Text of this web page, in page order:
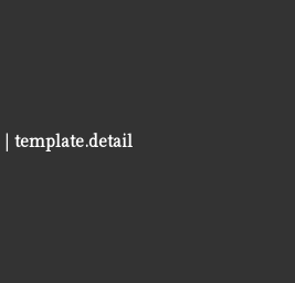
| template.detail